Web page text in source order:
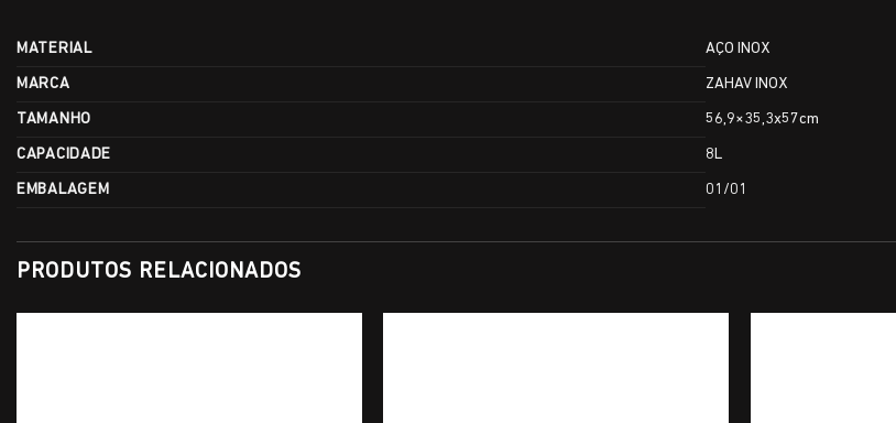
MATERIAL AÇO INOX
MARCA ZAHAV INOX
TAMANHO 56,9×35,3x57cm
CAPACIDADE 8L
EMBALAGEM 01/01
PRODUTOS RELACIONADOS